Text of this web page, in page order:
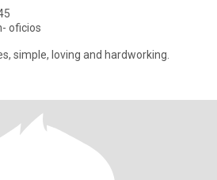
oficios
simple, loving and hardworking.